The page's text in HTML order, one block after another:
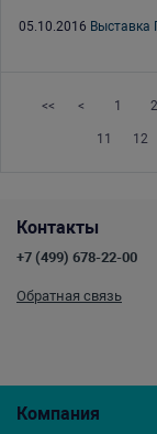
05.10.2016 Выставка
<< < 1 2
11 12
Компания
Контакты
+7 (499) 678-22-00
Обратная связь